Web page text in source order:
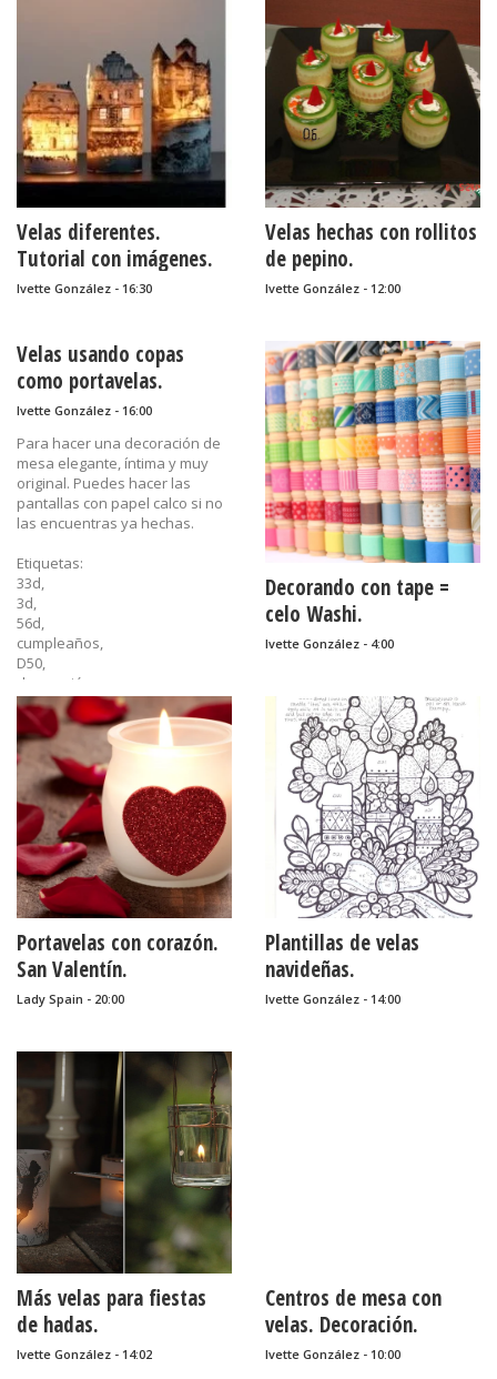
Velas diferentes.
Tutorial con imágenes.
Ivette González - 16:30
Velas hechas con rollitos
de pepino.
Ivette González - 12:00
Velas usando copas
como portavelas.
Ivette González - 16:00
Para hacer una decoración de
mesa elegante, íntima y muy
original. Puedes hacer las
pantallas con papel calco si no
las encuentras ya hechas.
Etiquetas:
33d,
3d,
56d,
cumpleaños,
D50,
decoración,
tutorial,
velas
......
Decorando con tape =
celo Washi.
Ivette González - 4:00
Portavelas con corazón.
San Valentín.
Lady Spain - 20:00
Plantillas de velas
navideñas.
Ivette González - 14:00
Más velas para fiestas
de hadas.
Ivette González - 14:02
Centros de mesa con
velas. Decoración.
Ivette González - 10:00